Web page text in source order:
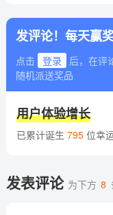
发评论！每天赢
点击 登录
后，在评
随机派送奖品
用户体验增长
已累计诞生 795位幸
发表评论 为下方 8